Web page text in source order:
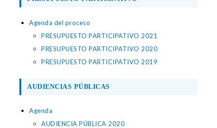
Agenda del proceso
PRESUPUESTO PARTICIPATIVO 2021
PRESUPUESTO PARTICIPATIVO 2020
PRESUPUESTO PARTICIPATIVO 2019
AUDIENCIAS PÚBLICAS
Agenda
AUDIENCIA PÚBLICA 2020